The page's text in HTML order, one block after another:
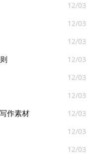
12/03
12/03
12/03
12/03
12/03
12/03
12/03
作素材
12/03
12/03